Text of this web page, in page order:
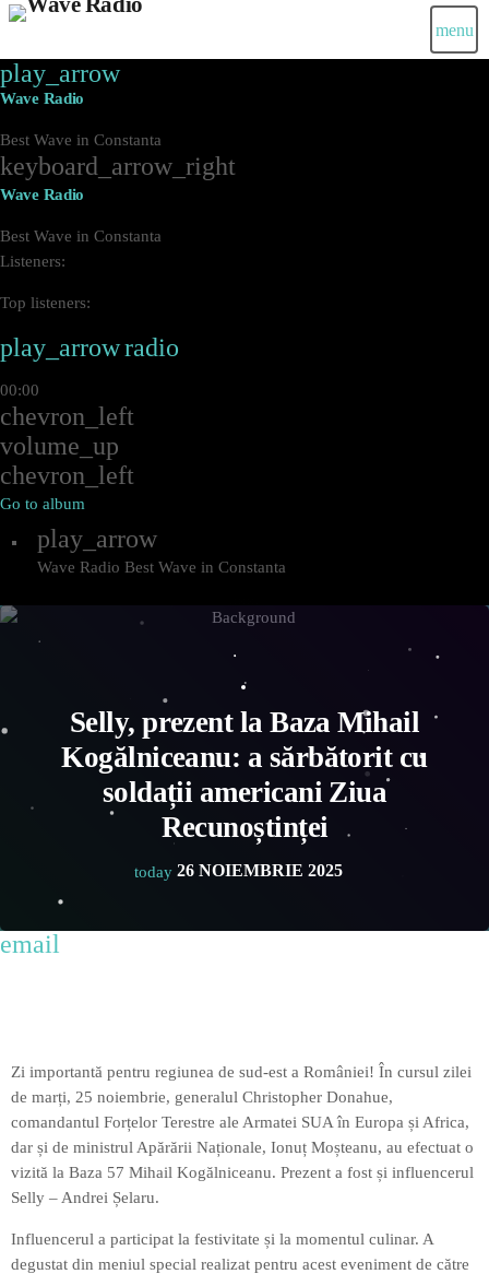
play_arrow
Wave Radio
Best Wave in Constanta
keyboard_arrow_right
Wave Radio
Best Wave in Constanta
Listeners:
Top listeners:
play_arrowradio
00:00
chevron_left
volume_up
chevron_left
Go to album
play_arrow
Wave Radio Best Wave in Constanta
menu
Selly, prezent la Baza Mihail
Kogălniceanu: a sărbătorit cu
soldații americani Ziua
Recunoștinței
today 26 NOIEMBRIE 2025
email
Zi importantă pentru regiunea de sud-est a României! În cursul zilei
de marți, 25 noiembrie, generalul Christopher Donahue,
comandantul Forțelor Terestre ale Armatei SUA în Europa și Africa,
dar și de ministrul Apărării Naționale, Ionuț Moșteanu, au efectuat o
vizită la Baza 57 Mihail Kogălniceanu. Prezent a fost și influencerul
Selly – Andrei Șelaru.
Influencerul a participat la festivitate și la momentul culinar. A
degustat din meniul special realizat pentru acest eveniment de către